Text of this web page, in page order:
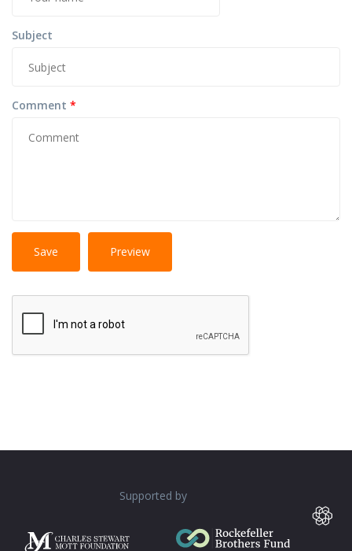
Subject
Comment *
More information about text formats
tags allowed.
links automatically.
Supported by